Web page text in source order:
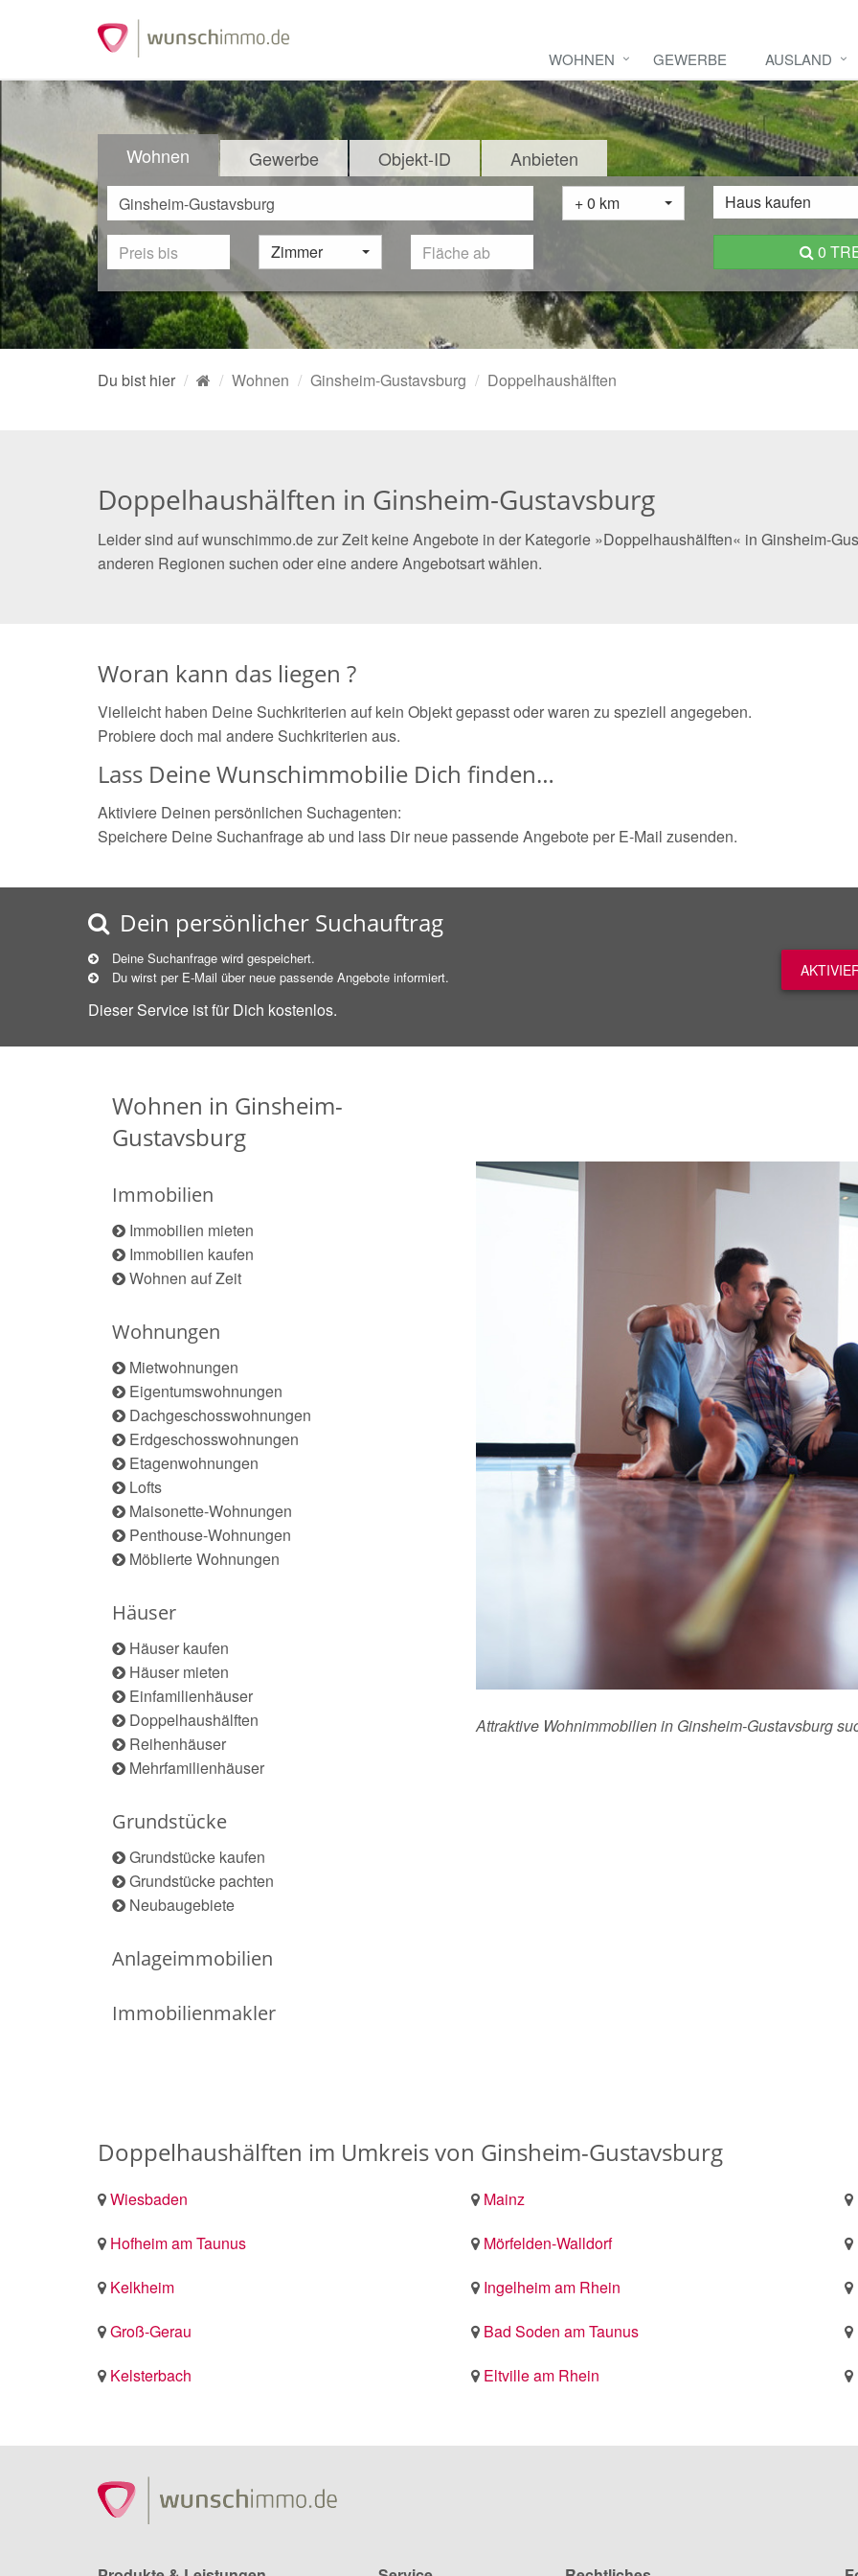
WOHNEN GEWERBE AUSLAND
Wohnen Gewerbe Objekt-ID Anbieten
+ 0 km Haus kaufen
Zimmer 0
Du bist hier Wohnen Ginsheim-Gustavsburg Doppelhaushälften
Doppelhaushälften in Ginsheim-Gustavsburg
Leider sind auf wunschimmo.de zur Zeit keine Angebote in der Kategorie »Doppelhaushälften« in Ginsheim-
anderen Regionen suchen oder eine andere Angebotsart wählen.
Woran kann das liegen ?
Vielleicht haben Deine Suchkriterien auf kein Objekt gepasst oder waren zu speziell angegeben.
Probiere doch mal andere Suchkriterien aus.
Lass Deine Wunschimmobilie Dich finden…
Aktiviere Deinen persönlichen Suchagenten:
Speichere Deine Suchanfrage ab und lass Dir neue passende Angebote per E-Mail zusenden.
Dein persönlicher Suchauftrag
Deine Suchanfrage wird gespeichert.
Du wirst per E-Mail über neue passende Angebote informiert.
Dieser Service ist für Dich kostenlos.
Wohnen in Ginsheim-
Gustavsburg
Immobilien
Immobilien mieten
Immobilien kaufen
Wohnen auf Zeit
Wohnungen
Mietwohnungen
Eigentumswohnungen
Dachgeschosswohnungen
Erdgeschosswohnungen
Etagenwohnungen
Lofts
Maisonette-Wohnungen
Penthouse-Wohnungen
Möblierte Wohnungen
Häuser
Häuser kaufen
Häuser mieten
Einfamilienhäuser
Doppelhaushälften
Reihenhäuser
Mehrfamilienhäuser
Grundstücke
Grundstücke kaufen
Grundstücke pachten
Neubaugebiete
Anlageimmobilien
Immobilienmakler
Attraktive Wohnimmobilien in Ginsheim-Gustavsburg
Doppelhaushälften im Umkreis von Ginsheim-Gustavsburg
Wiesbaden Mainz
Hofheim am Taunus
Mörfelden-Walldorf
Kelkheim
Ingelheim am Rhein
Groß-Gerau
Bad Soden am Taunus
Kelsterbach
Eltville am Rhein